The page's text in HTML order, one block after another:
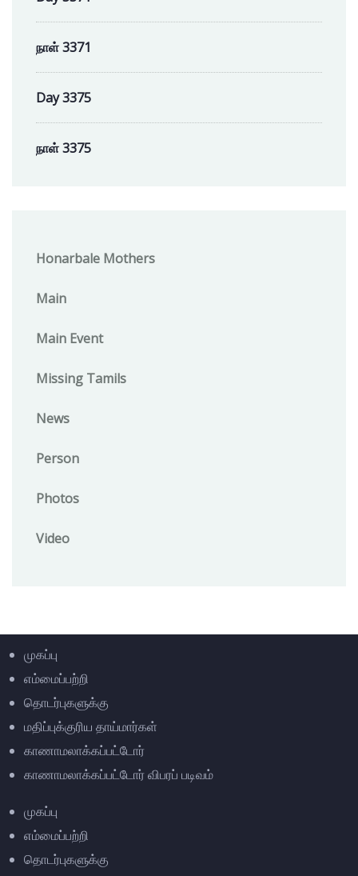
நாள் 3371
Day 3375
நாள் 3375
Honarbale Mothers
Main
Main Event
Missing Tamils
News
Person
Photos
Video
முகப்பு
எம்மைப்பற்றி
தொடர்புகளுக்கு
மதிப்புக்குரிய தாய்மார்கள்
காணாமலாக்கப்பட்டோர்
காணாமலாக்கப்பட்டோர் விபரப் படிவம்
முகப்பு
எம்மைப்பற்றி
தொடர்புகளுக்கு